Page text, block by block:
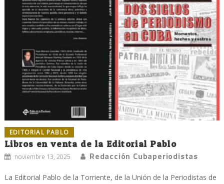
EDITORIAL PABLO
Libros en venta de la Editorial Pablo
noviembre 13, 2025 Redacción Cubaperiodistas
La Editorial Pablo de la Torriente, de la Unión de la Periodistas de